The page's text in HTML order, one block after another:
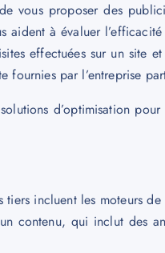
vous proposer des
à évaluer
effectuées sur un site
par l’entreprise
d’optimisation
incluent les moteurs
contenu, qui inclut des